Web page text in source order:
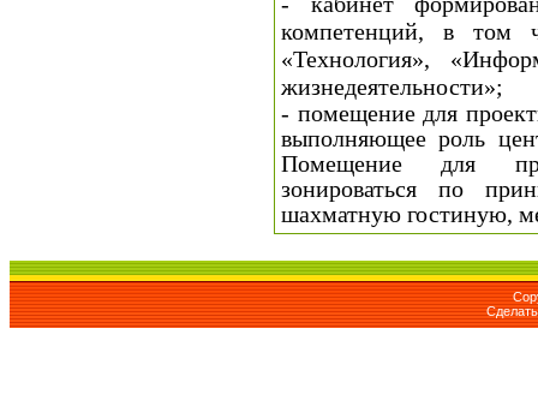
компетенций, в том
«Технология»,
жизнедеятельности»;
- помещение для
выполняющее роль
Помещение для
зонироваться по
шахматную гостиную,